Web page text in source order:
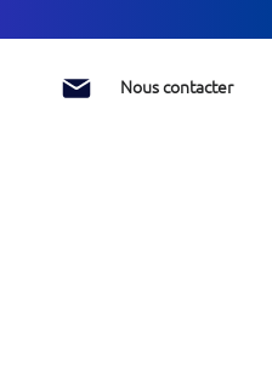
Nous contacter